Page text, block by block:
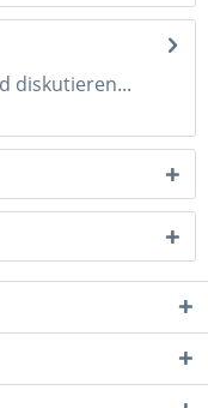
diskutieren...